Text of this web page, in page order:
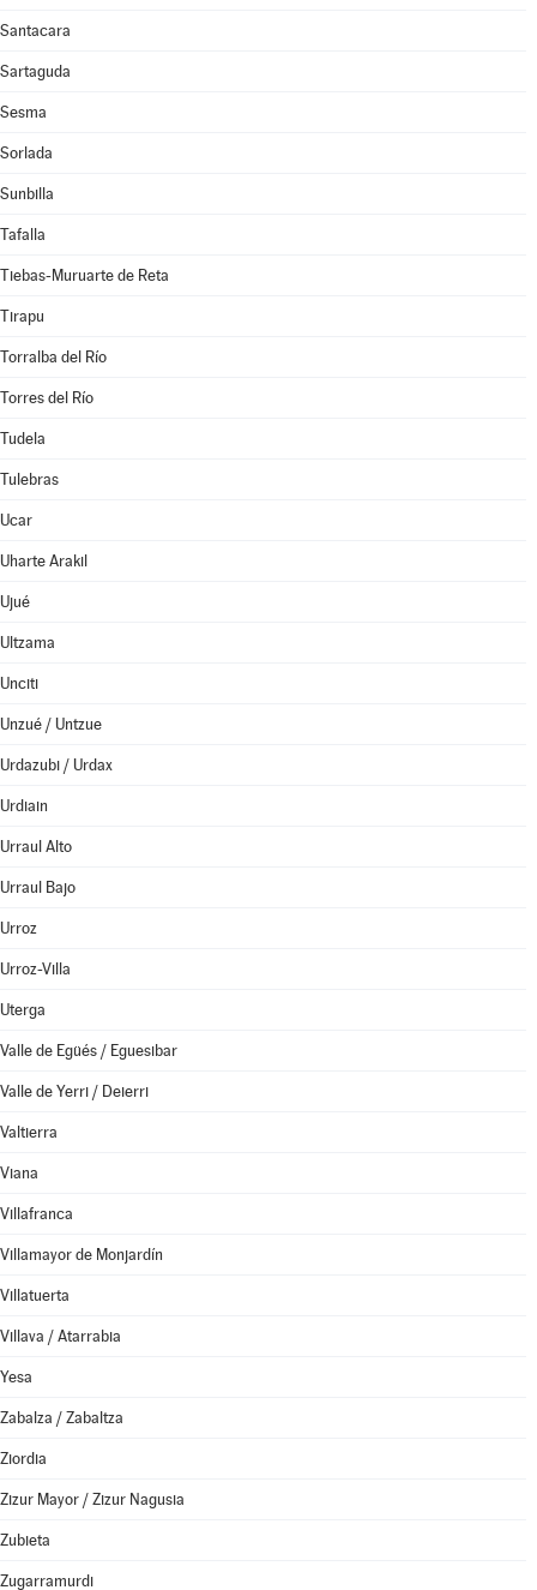
Santacara
Sartaguda
Sesma
Sorlada
Sunbilla
Tafalla
Tiebas-Muruarte de Reta
Tirapu
Torralba del Río
Torres del Río
Tudela
Tulebras
Ucar
Uharte Arakil
Ujué
Ultzama
Unciti
Unzué / Untzue
Urdazubi / Urdax
Urdiain
Urraul Alto
Urraul Bajo
Urroz
Urroz-Villa
Uterga
Valle de Egüés / Eguesibar
Valle de Yerri / Deierri
Valtierra
Viana
Villafranca
Villamayor de Monjardín
Villatuerta
Villava / Atarrabia
Yesa
Zabalza / Zabaltza
Ziordia
Zizur Mayor / Zizur Nagusia
Zubieta
Zugarramurdi